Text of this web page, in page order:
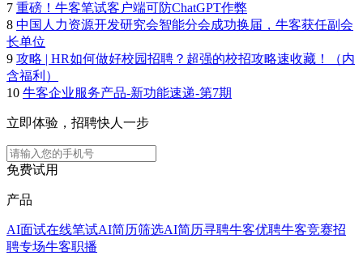
7 重磅！牛客笔试客户端可防ChatGPT作弊
8 中国人力资源开发研究会智能分会成功换届，牛客获任副会
长单位
9 攻略 | HR如何做好校园招聘？超强的校招攻略速收藏！（内
含福利）
10 牛客企业服务产品-新功能速递-第7期
立即体验，招聘快人一步
免费试用
产品
AI面试在线笔试AI简历筛选AI简历寻聘牛客优聘牛客竞赛招
聘专场牛客职播